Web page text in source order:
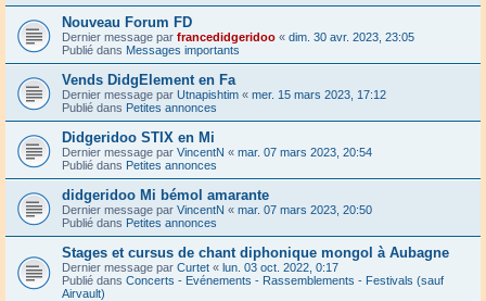
Nouveau Forum FD
Dernier message par francedidgeridoo « dim. 30 avr. 2023, 23:05
Publié dans Messages importants
Vends DidgElement en Fa
Dernier message par Utnapishtim « mer. 15 mars 2023, 17:12
Publié dans Petites annonces
Didgeridoo STIX en Mi
Dernier message par VincentN « mar. 07 mars 2023, 20:54
Publié dans Petites annonces
didgeridoo Mi bémol amarante
Dernier message par VincentN « mar. 07 mars 2023, 20:50
Publié dans Petites annonces
Stages et cursus de chant diphonique mongol à Aubagne
Dernier message par Curtet « lun. 03 oct. 2022, 0:17
Publié dans Concerts - Evénements - Rassemblements - Festivals (sauf
Airvault)